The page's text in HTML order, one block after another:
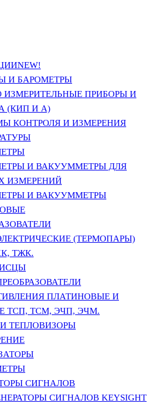
NEW!
И БАРОМЕТРЫ
ИЗМЕРИТЕЛЬНЫЕ ПРИБОРЫ И
(КИП И А)
КОНТРОЛЯ И ИЗМЕРЕНИЯ
И ВАКУУММЕТРЫ ДЛЯ
ИЗМЕРЕНИЙ
И ВАКУУММЕТРЫ
(ТЕРМОПАРЫ)
ТЖК.
ПЛАТИНОВЫЕ И
ТСП, ТСМ, ЭЧП, ЭЧМ.
ТЕПЛОВИЗОРЫ
СИГНАЛОВ
СИГНАЛОВ KEYSIGHT